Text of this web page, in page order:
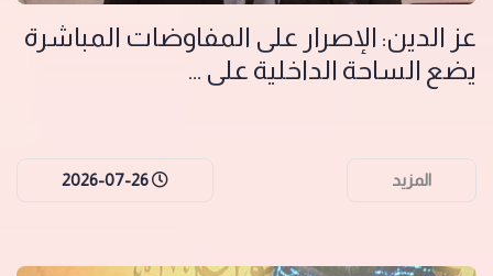
عز الدين: الإصرار على المفاوضات المباشرة
يضع الساحة الداخلية على ...
المزيد